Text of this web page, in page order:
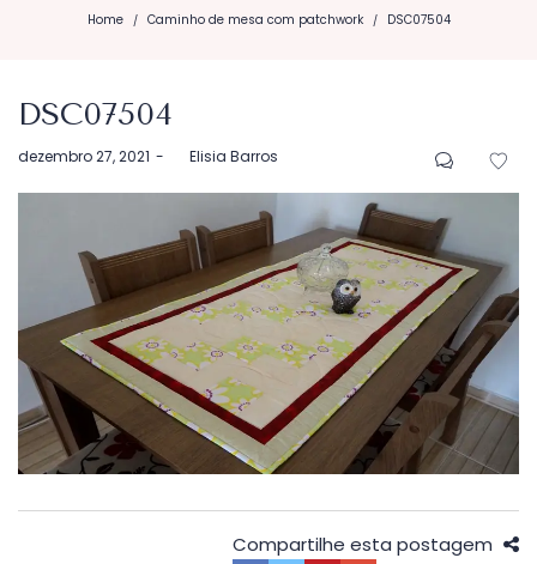
Home / Caminho de mesa com patchwork / DSC07504
DSC07504
Postado
dezembro 27, 2021 byElisia Barros
Compartilhe esta postagem